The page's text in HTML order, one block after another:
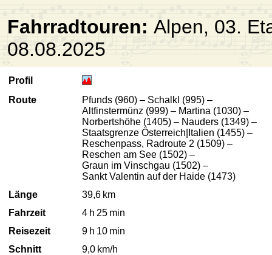
Fahrradtouren: Alpen, 03.
08.08.2025
Profil
Route
Pfunds (960) – Schalkl (995) –
Altfinstermünz (999) – Martina (1030) –
Norbertshöhe (1405) – Nauders (1349) –
Staatsgrenze Österreich|Italien (1455) –
Reschenpass, Radroute 2 (1509) –
Reschen am See (1502) –
Graun im Vinschgau (1502) –
Sankt Valentin auf der Haide (1473)
Länge
39,6 km
Fahrzeit
4 h 25 min
Reisezeit
9 h 10 min
Schnitt
9,0 km/h